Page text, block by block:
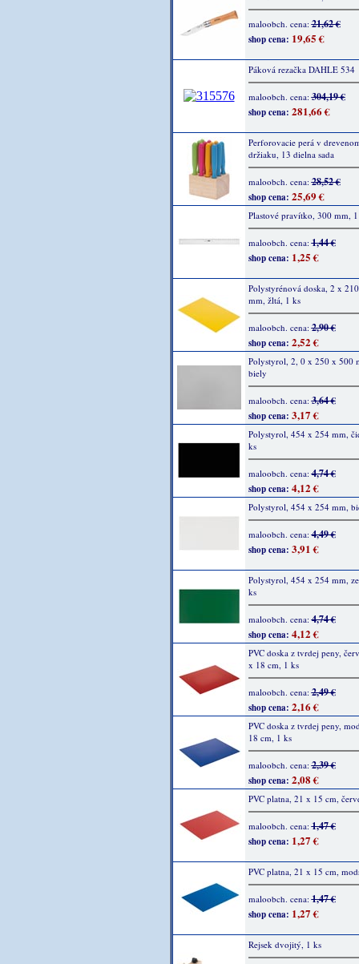
maloobch. cena:21,62 €
shop cena: 19,65 €
Páková rezačka DAHLE 534
maloobch. cena:304,19 €
shop cena: 281,66 €
Perforovacie perá v
držiaku, 13 dielna sada
maloobch. cena:28,52 €
shop cena: 25,69 €
Plastové pravítko, 300 mm,
maloobch. cena:1,44 €
shop cena: 1,25 €
Polystyrénová doska, 2 x
mm, žltá, 1 ks
maloobch. cena:2,90 €
shop cena: 2,52 €
Polystyrol, 2, 0 x 250 x 500
biely
maloobch. cena:3,64 €
shop cena: 3,17 €
Polystyrol, 454 x 254 mm,
ks
maloobch. cena:4,74 €
shop cena: 4,12 €
Polystyrol, 454 x 254 mm,
maloobch. cena:4,49 €
shop cena: 3,91 €
Polystyrol, 454 x 254 mm,
ks
maloobch. cena:4,74 €
shop cena: 4,12 €
PVC doska z tvrdej peny,
x 18 cm, 1 ks
maloobch. cena:2,49 €
shop cena: 2,16 €
PVC doska z tvrdej peny,
18 cm, 1 ks
maloobch. cena:2,39 €
shop cena: 2,08 €
PVC platna, 21 x 15 cm,
maloobch. cena:1,47 €
shop cena: 1,27 €
PVC platna, 21 x 15 cm,
maloobch. cena:1,47 €
shop cena: 1,27 €
Rejsek dvojitý, 1 ks